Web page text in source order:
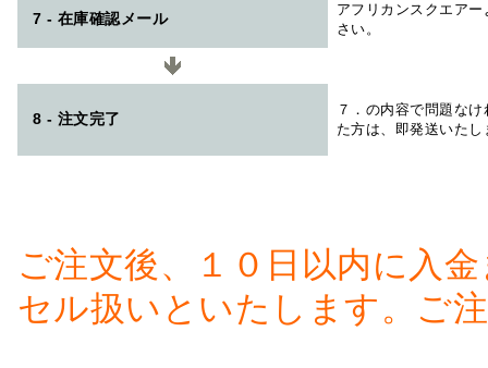
7 - 在庫確認メール
アフリカンスクエアー
さい。
8 - 注文完了
７．の内容で問題な
た方は、即発送いたし
ご注文後、１０日以内に入
セル扱いといたします。ご